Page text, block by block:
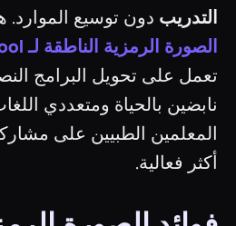
التدريب دون توسيع الموارد.
الصورة الرمزية الناطقة لـ Akool
تعمل على تحويل البرامج
نابضين بالحياة ومتعددي
المعلمين الطبيين على
أكثر فعالية.